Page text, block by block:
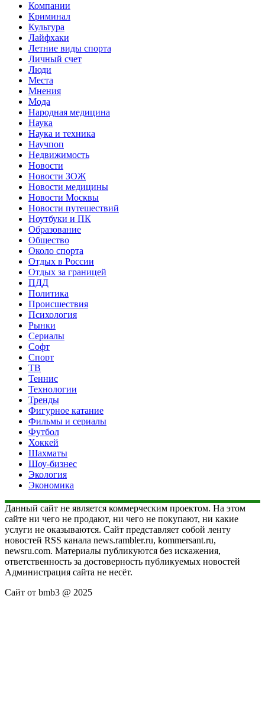
Компании
Криминал
Культура
Лайфхаки
Летние виды спорта
Личный счет
Люди
Места
Мнения
Мода
Народная медицина
Наука
Наука и техника
Научпоп
Недвижимость
Новости
Новости ЗОЖ
Новости медицины
Новости Москвы
Новости путешествий
Ноутбуки и ПК
Образование
Общество
Около спорта
Отдых в России
Отдых за границей
ПДД
Политика
Происшествия
Психология
Рынки
Сериалы
Софт
Спорт
ТВ
Теннис
Технологии
Тренды
Фигурное катание
Фильмы и сериалы
Футбол
Хоккей
Шахматы
Шоу-бизнес
Экология
Экономика
Данный сайт не является коммерческим проектом. На этом
сайте ни чего не продают, ни чего не покупают, ни какие
услуги не оказываются. Сайт представляет собой ленту
новостей RSS канала news.rambler.ru, kommersant.ru,
newsru.com. Материалы публикуются без искажения,
ответственность за достоверность публикуемых новостей
Администрация сайта не несёт.
Сайт от bmb3 @ 2025